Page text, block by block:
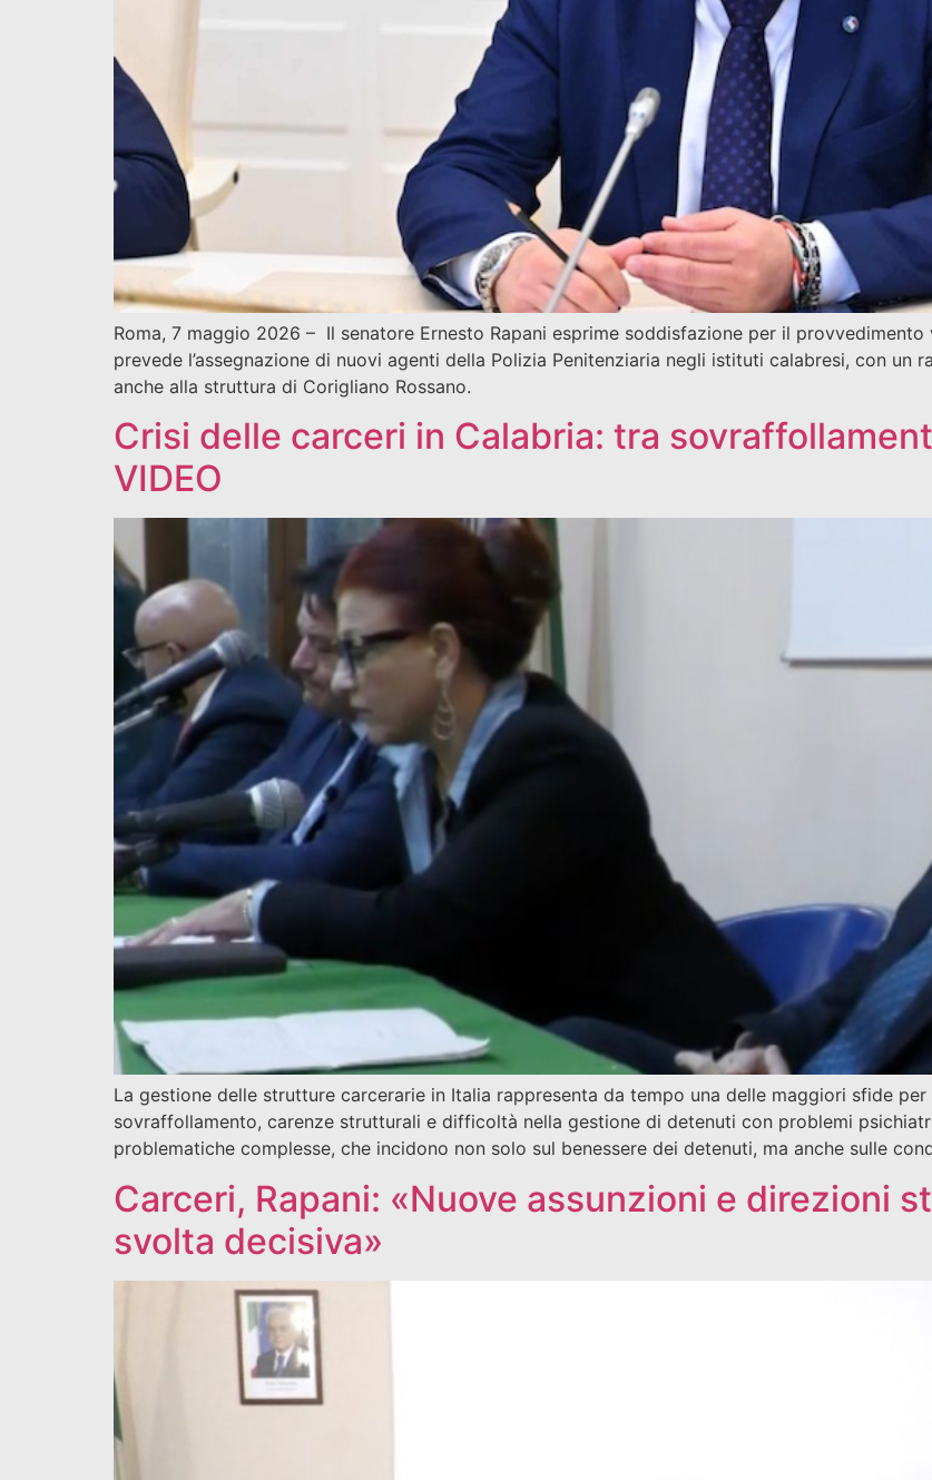
Roma, 7 maggio 2026 – Il senatore Ernesto Rapani esprime soddisfazione per il
prevede l’assegnazione di nuovi agenti della Polizia Penitenziaria negli istituti calabresi, con
anche alla struttura di Corigliano Rossano.
Crisi delle carceri in Calabria: tra
VIDEO
La gestione delle strutture carcerarie in Italia rappresenta da tempo una delle maggiori sfide
sovraffollamento, carenze strutturali e difficoltà nella gestione di detenuti con problemi
problematiche complesse, che incidono non solo sul benessere dei detenuti, ma anche sulle
Carceri, Rapani: «Nuove assunzioni e direzioni
svolta decisiva»